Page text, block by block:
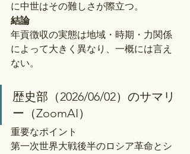
に中世はその難しさが際立つ。
結論
年貢徴収の実態は地域・時期・力関係
によって大きく異なり、一概には言え
ない。
歴史部（2026/06/02）のサマリ
ー（ZoomAI）
重要なポイント
第一次世界大戦後半のロシア革命とシ